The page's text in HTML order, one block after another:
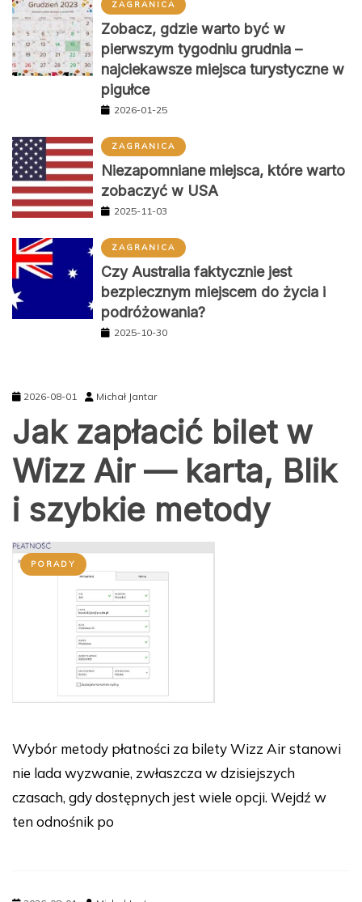
Zobacz, gdzie warto być w
pierwszym tygodniu grudnia –
najciekawsze miejsca turystyczne w
pigułce
2026-01-25
Niezapomniane miejsca, które warto
zobaczyć w USA
2025-11-03
Czy Australia faktycznie jest
bezpiecznym miejscem do życia i
podróżowania?
2025-10-30
Jak zapłacić bilet w
Wizz Air — karta, Blik
i szybkie metody
PORADY
nie lada wyzwanie, zwłaszcza w dzisiejszych
czasach, gdy dostępnych jest wiele opcji. Wejdź w
ten odnośnik po